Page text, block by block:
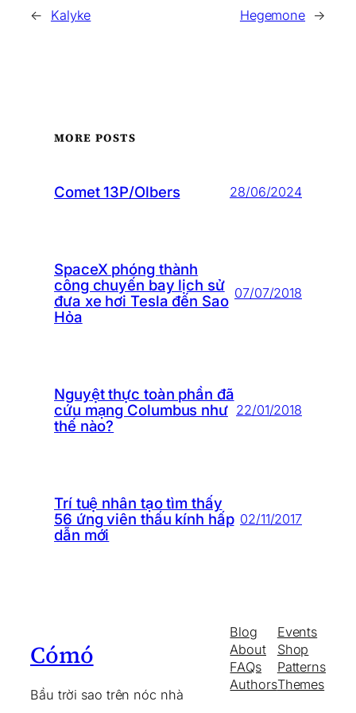
← Kalyke Hegemone →
MORE POSTS
Comet 13P/Olbers 28/06/2024
SpaceX phóng thành
công chuyến bay lịch sử
đưa xe hơi Tesla đến Sao
Hỏa
07/07/2018
Nguyệt thực toàn phần đã
cứu mạng Columbus như
thế nào?
22/01/2018
Trí tuệ nhân tạo tìm thấy
56 ứng viên thấu kính hấp
dẫn mới
02/11/2017
Cómó
Bầu trời sao trên nóc nhà
Blog
About
FAQs
Authors
Events
Shop
Patterns
Themes